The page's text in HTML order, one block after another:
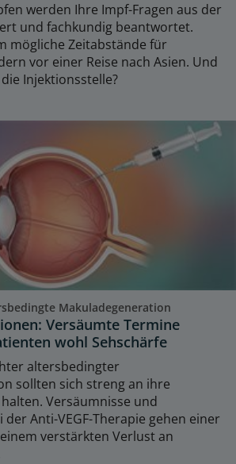
werden Ihre Impf-Fragen aus der
und fachkundig beantwortet.
mögliche Zeitabstände für
vor einer Reise nach Asien. Und
Injektionsstelle?
Makuladegeneration
Versäumte Termine
wohl Sehschärfe
altersbedingter
sollten sich streng an ihre
Versäumnisse und
Anti-VEGF-Therapie gehen einer
verstärkten Verlust an